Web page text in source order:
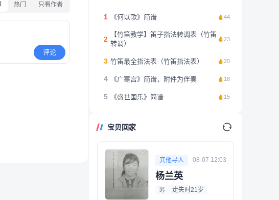
热门 只看作者
评论
1 《何以歌》简谱 44
2
【竹笛教学】笛子指法转调表（竹笛
转调）
23
3 竹笛最全指法表（竹笛指法表） 20
4 《广寒宫》简谱，附件为伴奏 18
5 《盛世国乐》简谱 15
宝贝回家
其他寻人 08-07 12:03
杨兰英
男 走失时21岁